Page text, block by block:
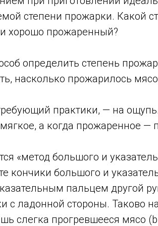
степени прожарки. Какой
хорошо прожаренный?
определить степень
насколько прожарилось
практики, — на
а когда прожаренное —
«метод большого и
кончики большого и
пальцем другой
с ладонной стороны. Таково
слегка прогревшееся мясо